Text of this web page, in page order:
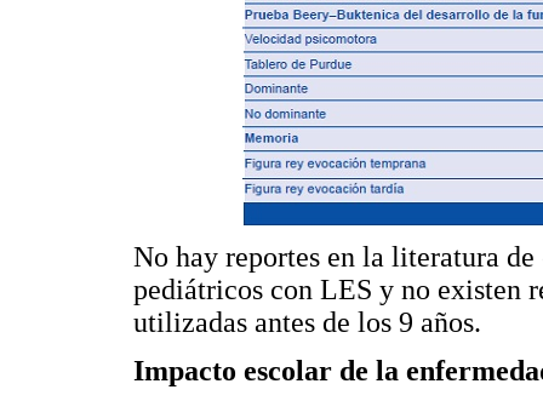
No hay reportes en la literatura de
pediátricos con LES y no existen
utilizadas antes de los 9 años.
Impacto escolar de la